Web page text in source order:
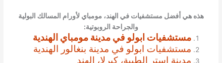
هذه هي أفضل مستشفيات في الهند، مومباي لأورام المسالك البولية
والجراحة الروبوتية:
مستشفيات ابولو في مدينة مومباي الهندية
مستشفيات ابولو في مدينة بنغالور الهندية
مدينة استر الطبية، كيرلا، الهند